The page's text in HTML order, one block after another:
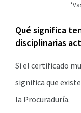
Qué significa
disciplinarias
Si el certificado
significa que
la Procuraduría.